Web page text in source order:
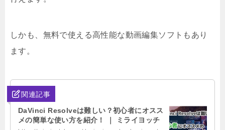
しかも、無料で使える高性能な動画編集ソフトもあり
ます。
関連記事
DaVinci Resolveは難しい？初心者にオスス
メの簡単な使い方を紹介！ ｜ ミライヨッチ